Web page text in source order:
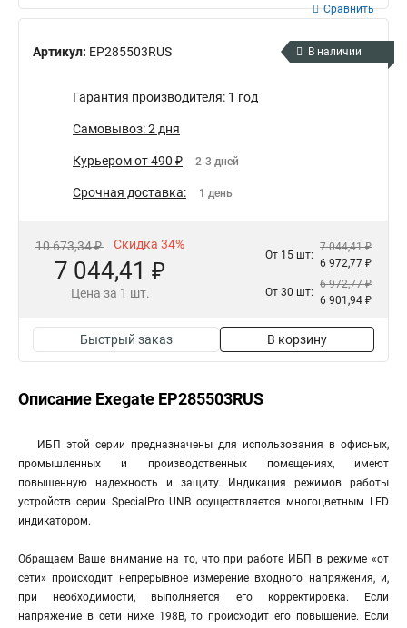
Артикул: EP285503RUS
Сравнить
В наличии
Гарантия производителя: 1 год
Самовывоз: 2 дня
Курьером от 490 ₽ 2-3 дней
Срочная доставка: 1 день
10 673,34 ₽ Скидка 34%
7 044,41 ₽
Цена за 1 шт.
От 15 шт:
7 044,41 ₽
6 972,77 ₽
От 30 шт:
6 972,77 ₽
6 901,94 ₽
Быстрый заказ В корзину
Описание Exegate EP285503RUS
ИБП этой серии предназначены для использования в офисных,
промышленных и производственных помещениях, имеют
повышенную надежность и защиту. Индикация режимов работы
устройств серии SpecialPro UNB осуществляется многоцветным LED
индикатором.
Обращаем Ваше внимание на то, что при работе ИБП в режиме «от
сети» происходит непрерывное измерение входного напряжения, и,
при необходимости, выполняется его корректировка. Если
напряжение в сети ниже 198В, то происходит его повышение. Если